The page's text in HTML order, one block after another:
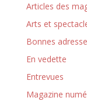
Articles des
Arts et
Bonnes
En vedette
Entrevues
Magazine